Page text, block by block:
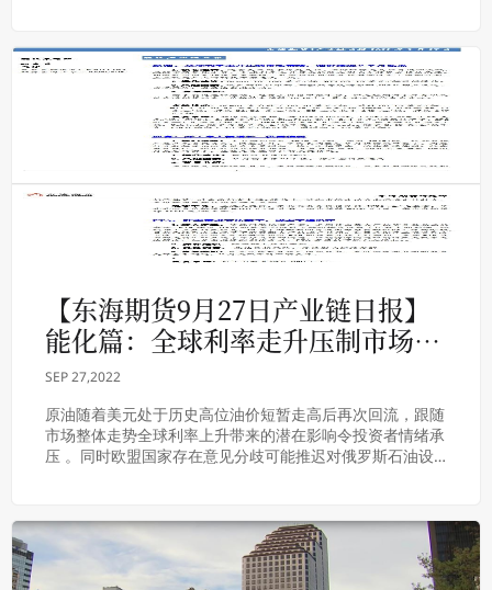
【东海期货9月27日产业链日报】
能化篇：全球利率走升压制市场情
绪，油价接近9个月低点
SEP 27,2022
原油随着美元处于历史高位油价短暂走高后再次回流，跟随
市场整体走势全球利率上升带来的潜在影响令投资者情绪承
压 。同时欧盟国家存在意见分歧可能推迟对俄罗斯石油设